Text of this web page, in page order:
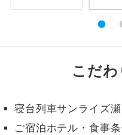
こだわ
寝台列車サンライズ瀬
ご宿泊ホテル・食事
全て
く）
お部
だけ
トラベルイヤ
ホン
周り
をじ